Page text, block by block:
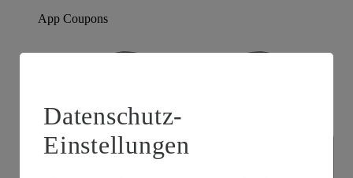
App Coupons
Datenschutz-
Einstellungen